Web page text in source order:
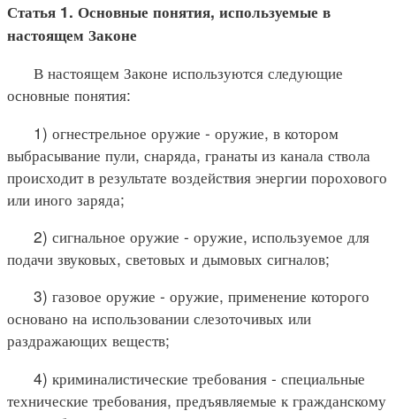
Статья 1. Основные понятия, используемые в
настоящем Законе
В настоящем Законе используются следующие
основные понятия:
1) огнестрельное оружие - оружие, в котором
выбрасывание пули, снаряда, гранаты из канала ствола
происходит в результате воздействия энергии порохового
или иного заряда;
2) сигнальное оружие - оружие, используемое для
подачи звуковых, световых и дымовых сигналов;
3) газовое оружие - оружие, применение которого
основано на использовании слезоточивых или
раздражающих веществ;
4) криминалистические требования - специальные
технические требования, предъявляемые к гражданскому